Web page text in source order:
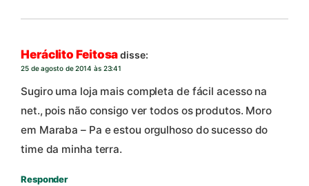
Heráclito Feitosadisse:
25 de agosto de 2014 às 23:41
Sugiro uma loja mais completa de fácil acesso na
net., pois não consigo ver todos os produtos. Moro
em Maraba – Pa e estou orgulhoso do sucesso do
time da minha terra.
Responder